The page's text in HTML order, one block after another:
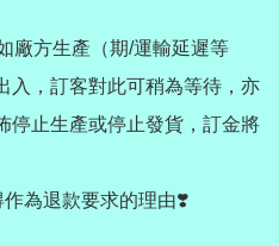
廠方生產（期/運輸延遲等
入，訂客對此可稍為等待，亦
停止生產或停止發貨，訂金將
為退款要求的理由❣️